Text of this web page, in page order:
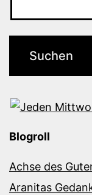
Blogroll
Achse des
Aranitas